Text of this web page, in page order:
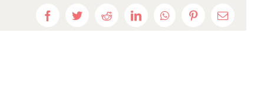
FacebookTwitterRedditLinkedInWhatsAppPinterest
E-